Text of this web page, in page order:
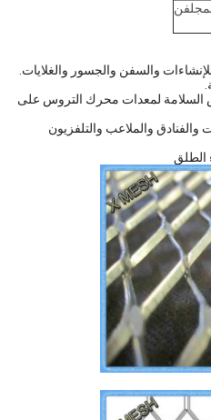
السلامة لمعدات محرك التروس على
والفنادق والملاعب والتلفزيون